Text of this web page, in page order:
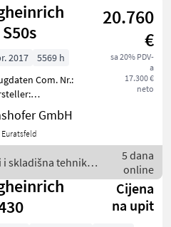
Filtri
20.760
€
sa 20% PDV-
a
17.300 €
neto
2017
5569 h
Com. Nr.:
Typ: DFG S50s
Frontstapler
Diesel
5569
GmbH
Euratsfeld
i skladišna tehnika /
5 dana
online
Cijena
na upit